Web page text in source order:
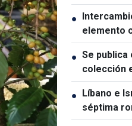
índigo
●
elemento
entre
● Se publica
colección
Castro
● Líbano e
séptima